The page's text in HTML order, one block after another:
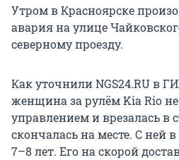
Утром в Красноярске
авария на улице
северному проезду.
Как уточнили NGS24.RU в
женщина за рулём Kia Rio не
управлением и врезалась в
скончалась на месте. С ней
7–8 лет. Его на скорой